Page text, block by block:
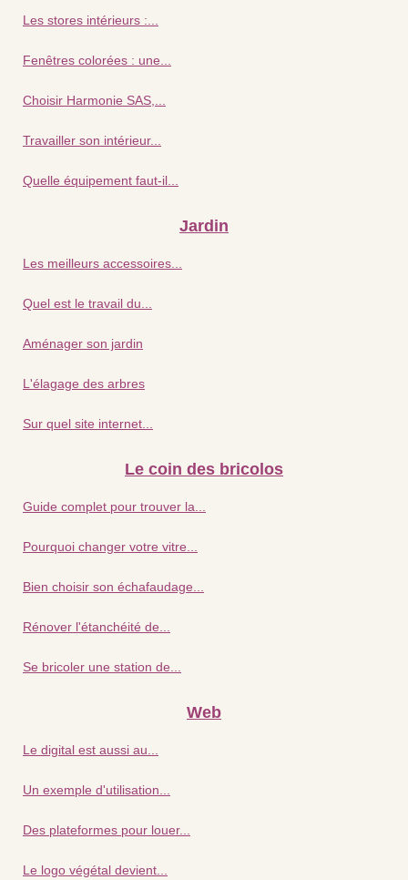
Les stores intérieurs :...
Fenêtres colorées : une...
Choisir Harmonie SAS,...
Travailler son intérieur...
Quelle équipement faut-il...
Jardin
Les meilleurs accessoires...
Quel est le travail du...
Aménager son jardin
L'élagage des arbres
Sur quel site internet...
Le coin des bricolos
Guide complet pour trouver la...
Pourquoi changer votre vitre...
Bien choisir son échafaudage...
Rénover l'étanchéité de...
Se bricoler une station de...
Web
Le digital est aussi au...
Un exemple d'utilisation...
Des plateformes pour louer...
Le logo végétal devient...